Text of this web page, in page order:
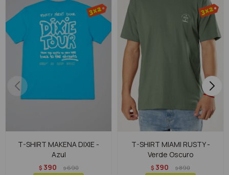
T-SHIRT MAKENA DIXIE -
Azul
$ 390 $690
T-SHIRT MIAMI RUSTY -
Verde Oscuro
$ 390 $890